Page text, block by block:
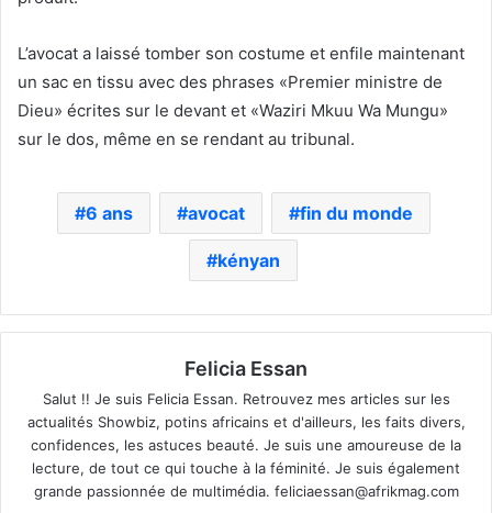
L’avocat a laissé tomber son costume et enfile maintenant
un sac en tissu avec des phrases «Premier ministre de
Dieu» écrites sur le devant et «Waziri Mkuu Wa Mungu»
sur le dos, même en se rendant au tribunal.
6 ans avocat fin du monde
kényan
Felicia Essan
Salut !! Je suis Felicia Essan. Retrouvez mes articles sur les
actualités Showbiz, potins africains et d'ailleurs, les faits divers,
confidences, les astuces beauté. Je suis une amoureuse de la
lecture, de tout ce qui touche à la féminité. Je suis également
grande passionnée de multimédia. feliciaessan@afrikmag.com